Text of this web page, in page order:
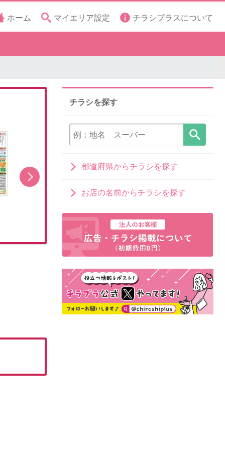
ホーム マイエリア設定 チラシプラスについて
チラシを探す
都道府県からチラシを探す
お店の名前からチラシを探す